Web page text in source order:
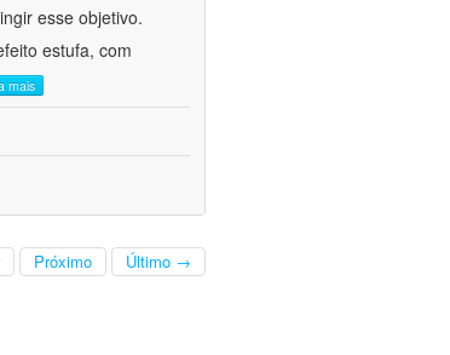
esse objetivo.
estufa, com
mais
Próximo Último →